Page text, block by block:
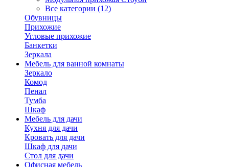
Все категории (12)
Обувницы
Прихожие
Угловые прихожие
Банкетки
Зеркала
Мебель для ванной комнаты
Зеркало
Комод
Пенал
Тумба
Шкаф
Мебель для дачи
Кухня для дачи
Кровать для дачи
Шкаф для дачи
Стол для дачи
Офисная мебель